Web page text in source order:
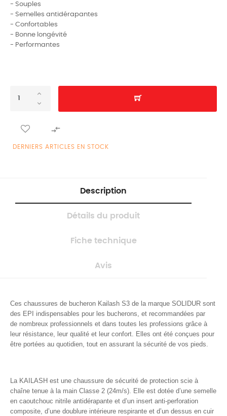
- Souples
- Semelles antidérapantes
- Confortables
- Bonne longévité
- Performantes

DERNIERS ARTICLES EN STOCK
Description
Détails du produit
Fiche technique
Avis
Ces chaussures de bucheron Kailash S3 de la marque SOLIDUR sont
des EPI indispensables pour les bucherons, et recommandées par
de nombreux professionnels et dans toutes les professions grâce à
leur résistance, leur qualité et leur confort. Elles ont été conçues pour
être portées au quotidien, tout en assurant la sécurité de vos pieds.
La KAILASH est une chaussure de sécurité de protection scie à
chaîne tenue à la main Classe 2 (24m/s). Elle est dotée d’une semelle
en caoutchouc nitrile antidérapante et d’un insert anti-perforation
composite, d’une doublure intérieure respirante et d’un dessus en cuir